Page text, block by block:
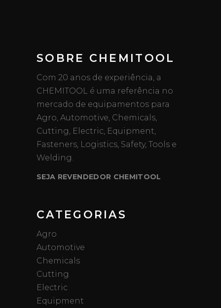
SOBRE CHEMITOOL
Com 20 anos de experiência, a
CHEMITOOL é uma referência no
mercado de equipamentos para
Agro, Automotive, Chemicals,
Cutting, Electric, Equipment,
Fasteners, Logistics, Safety, Tools e
Welding.
SEJA REVENDEDOR CHEMITOOL
CATEGORIAS
Agro
Automotive
Chemicals
Cutting
Electric
Equipment